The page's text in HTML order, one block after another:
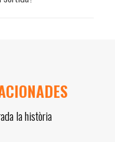
la història